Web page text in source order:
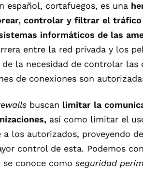
español, cortafuegos, es una
controlar y filtrar el tráfico
informáticos de las
entre la red privada y los
de la necesidad de controlar las
de conexiones son
buscan limitar la
así como limitar el
a los autorizados, proveyendo
control de esta. Podemos
conoce como seguridad